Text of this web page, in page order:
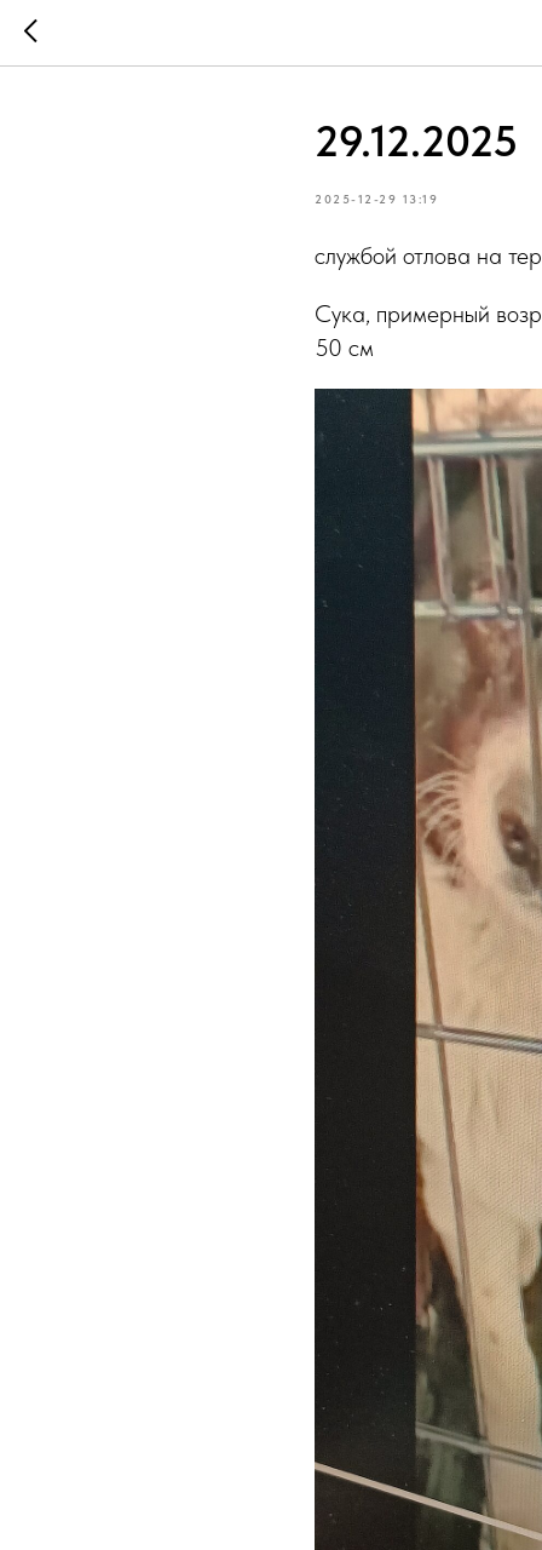
29.12.2025
2025-12-29 13:19
службой отлова на
Сука, примерный
50 см